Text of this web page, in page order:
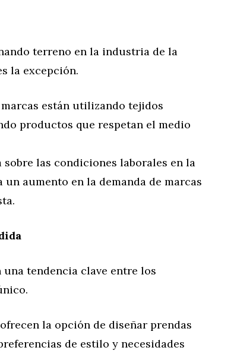
terreno en la industria de la
la excepción.
están utilizando tejidos
productos que respetan el medio
sobre las condiciones laborales en la
aumento en la demanda de marcas
tendencia clave entre los
la opción de diseñar prendas
de estilo y necesidades